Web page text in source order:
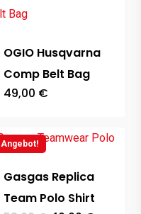
OGIO Husqvarna
Comp Belt Bag
49,00 €
Angebot!
Gasgas Replica
Team Polo Shirt